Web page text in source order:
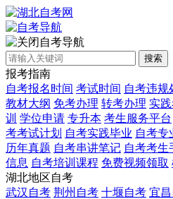
自考导航
搜索
报考指南
自考报名时间 考试时间 自考违规
教材大纲 免考办理 转考办理 实
训 学位申请 专升本 考生服务平台
考考试计划 自考实践毕业 自考专
历年真题 自考串讲笔记 自考考生
信息 自考培训课程 免费视频领取
湖北地区自考
武汉自考 荆州自考 十堰自考 宜